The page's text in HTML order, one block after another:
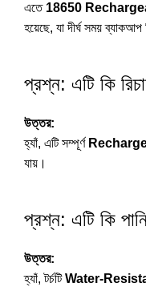
এতে 18650
হয়েছে, যা দীর্ঘ সময় ব্যাকআপ
প্রশ্ন: এটি কি
উত্তর:
হ্যাঁ, এটি সম্পূর্ণ
যায়।
প্রশ্ন: এটি কি
উত্তর:
হ্যাঁ, টর্চটিWater-